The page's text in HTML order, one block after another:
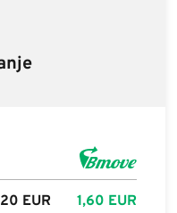
EUR 1,60 EUR